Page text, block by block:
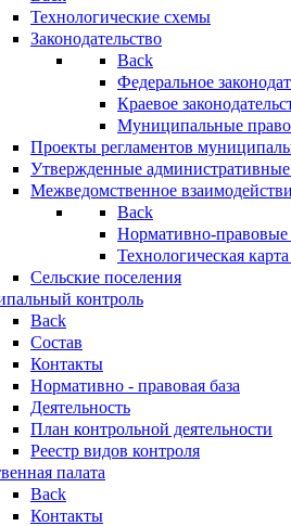
Технологические схемы
Законодательство
Back
Федеральное
Краевое
Муниципальные
Проекты регламентов
Утвержденные
Межведомственное
Back
Нормативно-правовые
Технологическая
Сельские поселения
контроль
Back
Состав
Контакты
Нормативно - правовая база
Деятельность
План контрольной деятельности
Реестр видов контроля
палата
Back
Контакты